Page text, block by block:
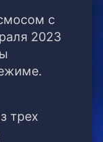
с
2023
трех